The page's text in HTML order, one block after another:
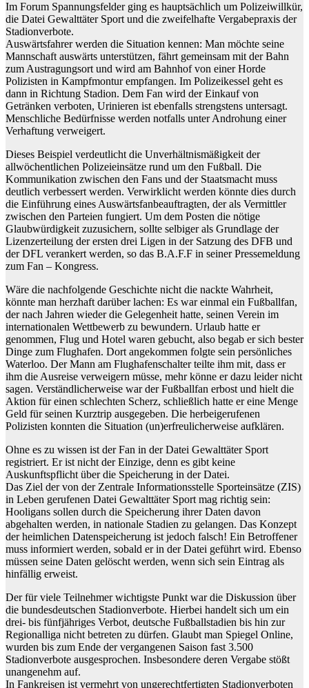
Im Forum Spannungsfelder ging es hauptsächlich um Polizeiwillkür,
die Datei Gewalttäter Sport und die zweifelhafte Vergabepraxis der
Stadionverbote.
Auswärtsfahrer werden die Situation kennen: Man möchte seine
Mannschaft auswärts unterstützen, fährt gemeinsam mit der Bahn
zum Austragungsort und wird am Bahnhof von einer Horde
Polizisten in Kampfmontur empfangen. Im Polizeikessel geht es
dann in Richtung Stadion. Dem Fan wird der Einkauf von
Getränken verboten, Urinieren ist ebenfalls strengstens untersagt.
Menschliche Bedürfnisse werden notfalls unter Androhung einer
Verhaftung verweigert.
Dieses Beispiel verdeutlicht die Unverhältnismäßigkeit der
allwöchentlichen Polizeieinsätze rund um den Fußball. Die
Kommunikation zwischen den Fans und der Staatsmacht muss
deutlich verbessert werden. Verwirklicht werden könnte dies durch
die Einführung eines Auswärtsfanbeauftragten, der als Vermittler
zwischen den Parteien fungiert. Um dem Posten die nötige
Glaubwürdigkeit zuzusichern, sollte selbiger als Grundlage der
Lizenzerteilung der ersten drei Ligen in der Satzung des DFB und
der DFL verankert werden, so das B.A.F.F in seiner Pressemeldung
zum Fan – Kongress.
Wäre die nachfolgende Geschichte nicht die nackte Wahrheit,
könnte man herzhaft darüber lachen: Es war einmal ein Fußballfan,
der nach Jahren wieder die Gelegenheit hatte, seinen Verein im
internationalen Wettbewerb zu bewundern. Urlaub hatte er
genommen, Flug und Hotel waren gebucht, also begab er sich bester
Dinge zum Flughafen. Dort angekommen folgte sein persönliches
Waterloo. Der Mann am Flughafenschalter teilte ihm mit, dass er
ihm die Ausreise verweigern müsse, mehr könne er dazu leider nicht
sagen. Verständlicherweise war der Fußballfan erbost und hielt die
Aktion für einen schlechten Scherz, schließlich hatte er eine Menge
Geld für seinen Kurztrip ausgegeben. Die herbeigerufenen
Polizisten konnten die Situation (un)erfreulicherweise aufklären.
Ohne es zu wissen ist der Fan in der Datei Gewalttäter Sport
registriert. Er ist nicht der Einzige, denn es gibt keine
Auskunftspflicht über die Speicherung in der Datei.
Das Ziel der von der Zentrale Informationsstelle Sporteinsätze (ZIS)
in Leben gerufenen Datei Gewalttäter Sport mag richtig sein:
Hooligans sollen durch die Speicherung ihrer Daten davon
abgehalten werden, in nationale Stadien zu gelangen. Das Konzept
der heimlichen Datenspeicherung ist jedoch falsch! Ein Betroffener
muss informiert werden, sobald er in der Datei geführt wird. Ebenso
müssen seine Daten gelöscht werden, wenn sich sein Eintrag als
hinfällig erweist.
Der für viele Teilnehmer wichtigste Punkt war die Diskussion über
die bundesdeutschen Stadionverbote. Hierbei handelt sich um ein
drei- bis fünfjähriges Verbot, deutsche Fußballstadien bis hin zur
Regionalliga nicht betreten zu dürfen. Glaubt man Spiegel Online,
wurden bis zum Ende der vergangenen Saison fast 3.500
Stadionverbote ausgesprochen. Insbesondere deren Vergabe stößt
unangenehm auf.
In Fankreisen ist vermehrt von ungerechtfertigten Stadionverboten